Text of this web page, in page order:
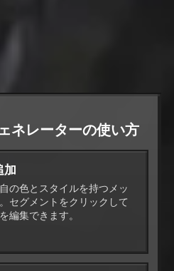
レーターの使い方
加
の色とスタイルを持つメッ
セグメントをクリックして
編集できます。